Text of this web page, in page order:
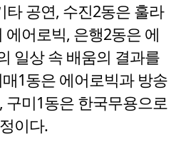
타 공연, 수진2동은 훌라
어로빅, 은행2동은 에
일상 속 배움의 결과를
1동은 에어로빅과 방송
구미1동은 한국무용으로
이다.